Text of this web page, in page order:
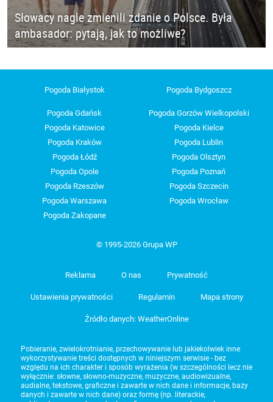
Słowacy nagle zmienili zdanie o Polsce. Była
ambasador: pytają, jak to możliwe?
Pogoda Białystok Pogoda Bydgoszcz
Pogoda Gdańsk
Pogoda Gorzów Wielkopolski
Pogoda Katowice
Pogoda Kielce
Pogoda Kraków
Pogoda Lublin
Pogoda Łódź
Pogoda Olsztyn
Pogoda Opole
Pogoda Poznań
Pogoda Rzeszów
Pogoda Szczecin
Pogoda Warszawa
Pogoda Wrocław
Pogoda Zakopane
© 1995-2026 Grupa WP
Reklama O nas Prywatność
Ustawienia prywatności Regulamin Mapa strony
Źródło danych: WeatherOnline
Pobieranie, zwielokrotnianie, przechowywanie lub jakiekolwiek inne
wykorzystywanie treści dostępnych w niniejszym serwisie - bez
względu na ich charakter i sposób wyrażenia (w szczególności lecz nie
wyłącznie: słowne, słowno-muzyczne, muzyczne, audiowizualne,
audialne, tekstowe, graficzne i zawarte w nich dane i informacje, bazy
danych i zawarte w nich dane) oraz formę (np. literackie,